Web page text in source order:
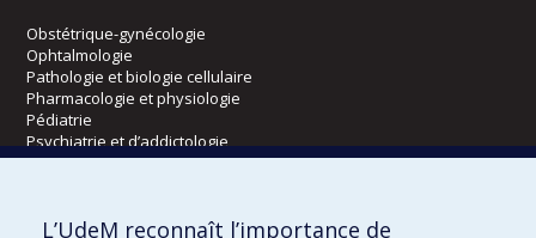
Obstétrique-gynécologie
Ophtalmologie
Pathologie et biologie cellulaire
Pharmacologie et physiologie
Pédiatrie
Psychiatrie et d’addictologie
Radiologie, radio-oncologie et médecine nucléaire
L’UdeM reconnaît l’importance de